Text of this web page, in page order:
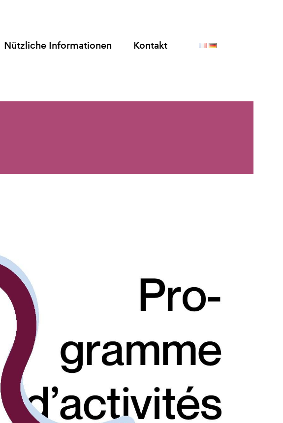
Nützliche Informationen Kontakt